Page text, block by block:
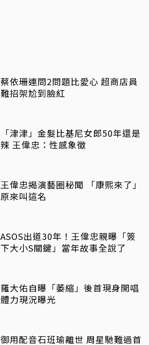
蔡依珊連問2問題比愛心 超商店員
難招架尬到臉紅
「津津」金髮比基尼女郎50年還是
辣 王偉忠：性感象徵
王偉忠揭演藝圈秘聞 「康熙來了」
原來叫這名
ASOS出道30年！王偉忠親曝「簽
下大小S關鍵」當年故事全說了
羅大佑自曝「萎縮」後首現身開唱
體力現況曝光
御用配音石班瑜離世 周星馳難過首